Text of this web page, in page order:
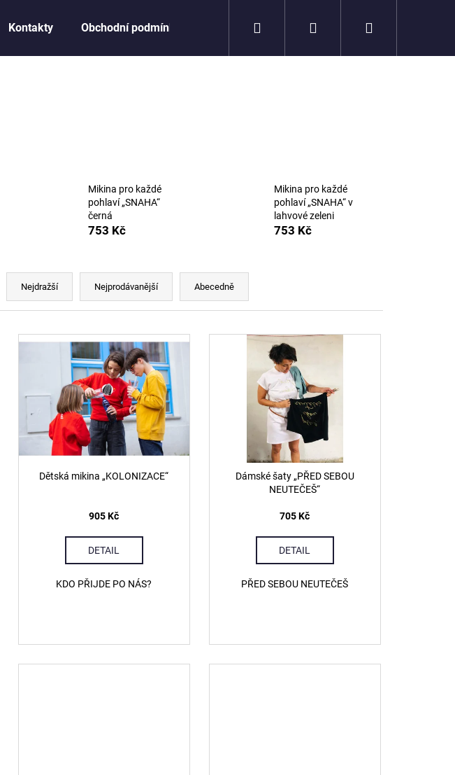
Kontakty Obchodní podmínky Přihlášení
Mikina pro každé
pohlaví „SNAHA“
černá
753 Kč
Mikina pro každé
pohlaví „SNAHA“ v
lahvové zeleni
753 Kč
Nejdražší Nejprodávanější Abecedně
Dětská mikina „KOLONIZACE“
905 Kč
DETAIL
KDO PŘIJDE PO NÁS?
Dámské šaty „PŘED SEBOU
NEUTEČEŠ“
705 Kč
DETAIL
PŘED SEBOU NEUTEČEŠ
680 Kč